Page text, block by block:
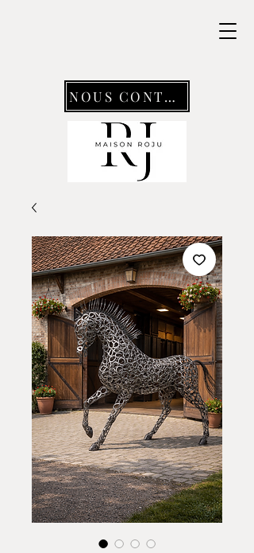
NOUS CONTACTER